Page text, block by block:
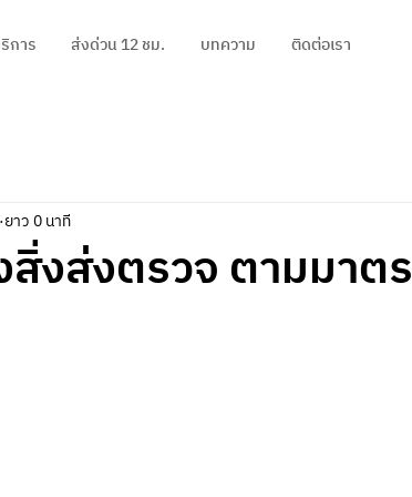
การ ส่งด่วน 12 ชม. บทความ ติดต่อเรา
งส่งตรวจ ตามมาต
ยาว 0 นาที